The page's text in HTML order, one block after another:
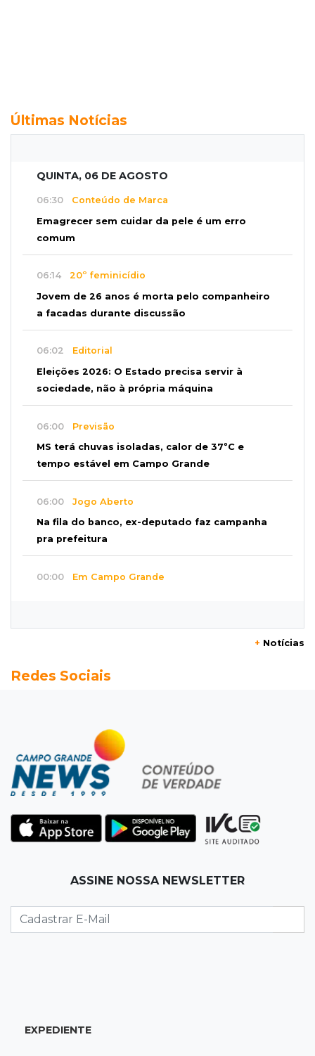
Últimas Notícias
QUINTA, 06 DE AGOSTO
06:30 Conteúdo de Marca
Emagrecer sem cuidar da pele é um erro
comum
06:14 20º feminicídio
Jovem de 26 anos é morta pelo companheiro
a facadas durante discussão
06:02 Editorial
Eleições 2026: O Estado precisa servir à
sociedade, não à própria máquina
06:00 Previsão
MS terá chuvas isoladas, calor de 37ºC e
tempo estável em Campo Grande
06:00 Jogo Aberto
Na fila do banco, ex-deputado faz campanha
pra prefeitura
00:00 Em Campo Grande
23:55 Vídeo
15ª Vara Cível
Pet shop vai indenizar tutor em R$ 5 mil por
vender Labrador "fake"
23:33Juventude
Time de MS vai enfrentar equipe gaúcha por
Denúncia leva ao resgate de irmãos deixados
sozinhos em casa trancada
+ Notícias
Redes Sociais
ASSINE NOSSA NEWSLETTER
EXPEDIENTE